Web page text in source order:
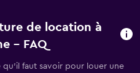
de location à
- FAQ
faut savoir pour louer une